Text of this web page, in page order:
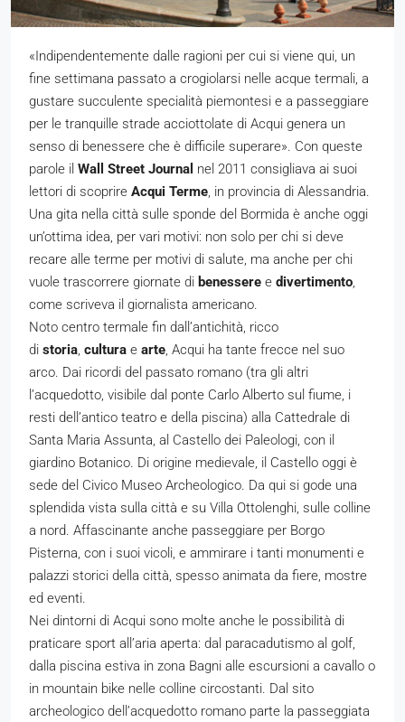
«Indipendentemente dalle ragioni per cui si viene qui, un
fine settimana passato a crogiolarsi nelle acque termali, a
gustare succulente specialità piemontesi e a passeggiare
per le tranquille strade acciottolate di Acqui genera un
senso di benessere che è difficile superare». Con queste
parole il Wall Street Journal nel 2011 consigliava ai suoi
lettori di scoprire Acqui Terme, in provincia di Alessandria.
Una gita nella città sulle sponde del Bormida è anche oggi
un’ottima idea, per vari motivi: non solo per chi si deve
recare alle terme per motivi di salute, ma anche per chi
vuole trascorrere giornate di benessere e divertimento,
come scriveva il giornalista americano.
Noto centro termale fin dall’antichità, ricco
di storia, cultura e arte, Acqui ha tante frecce nel suo
arco. Dai ricordi del passato romano (tra gli altri
l’acquedotto, visibile dal ponte Carlo Alberto sul fiume, i
resti dell’antico teatro e della piscina) alla Cattedrale di
Santa Maria Assunta, al Castello dei Paleologi, con il
giardino Botanico. Di origine medievale, il Castello oggi è
sede del Civico Museo Archeologico. Da qui si gode una
splendida vista sulla città e su Villa Ottolenghi, sulle colline
a nord. Affascinante anche passeggiare per Borgo
Pisterna, con i suoi vicoli, e ammirare i tanti monumenti e
palazzi storici della città, spesso animata da fiere, mostre
ed eventi.
Nei dintorni di Acqui sono molte anche le possibilità di
praticare sport all’aria aperta: dal paracadutismo al golf,
dalla piscina estiva in zona Bagni alle escursioni a cavallo o
in mountain bike nelle colline circostanti. Dal sito
archeologico dell’acquedotto romano parte la passeggiata